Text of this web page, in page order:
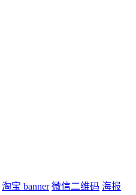
淘宝 banner 微信二维码 海报